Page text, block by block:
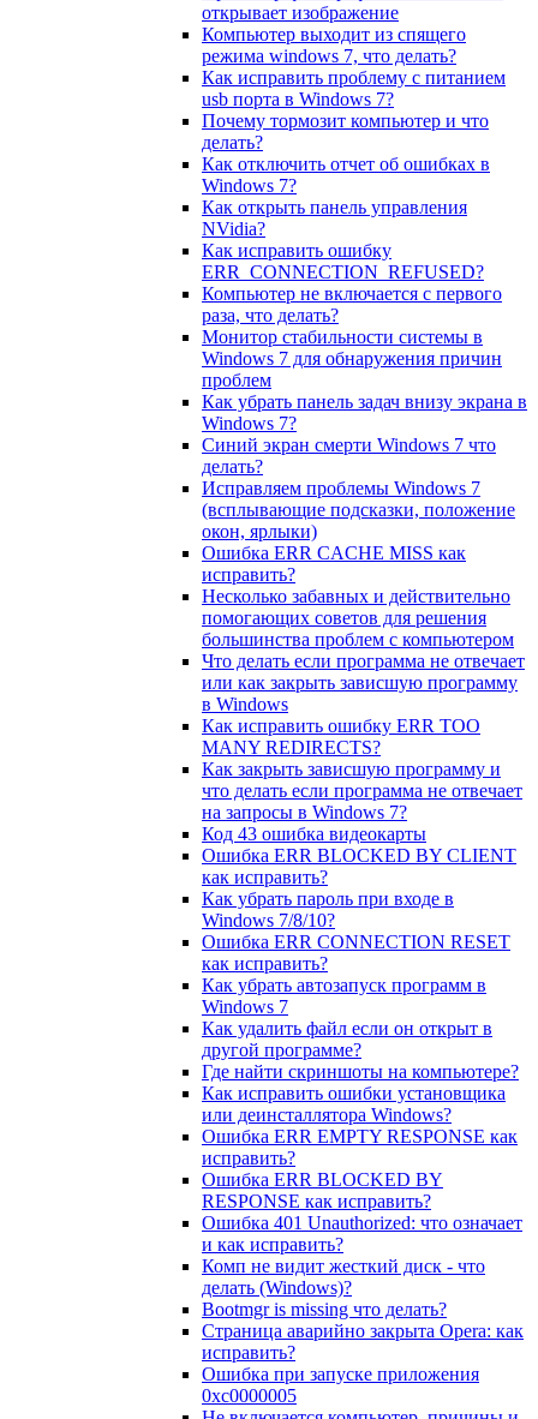
открывает изображение
Компьютер выходит из спящего
режима windows 7, что делать?
Как исправить проблему с питанием
usb порта в Windows 7?
Почему тормозит компьютер и что
делать?
Как отключить отчет об ошибках в
Windows 7?
Как открыть панель управления
NVidia?
Как исправить ошибку
ERR_CONNECTION_REFUSED?
Компьютер не включается с первого
раза, что делать?
Монитор стабильности системы в
Windows 7 для обнаружения причин
проблем
Как убрать панель задач внизу экрана в
Windows 7?
Синий экран смерти Windows 7 что
делать?
Исправляем проблемы Windows 7
(всплывающие подсказки, положение
окон, ярлыки)
Ошибка ERR CACHE MISS как
исправить?
Несколько забавных и действительно
помогающих советов для решения
большинства проблем c компьютером
Что делать если программа не отвечает
или как закрыть зависшую программу
в Windows
Как исправить ошибку ERR TOO
MANY REDIRECTS?
Как закрыть зависшую программу и
что делать если программа не отвечает
на запросы в Windows 7?
Код 43 ошибка видеокарты
Ошибка ERR BLOCKED BY CLIENT
как исправить?
Как убрать пароль при входе в
Windows 7/8/10?
Ошибка ERR CONNECTION RESET
как исправить?
Как убрать автозапуск программ в
Windows 7
Как удалить файл если он открыт в
другой программе?
Где найти скриншоты на компьютере?
Как исправить ошибки установщика
или деинсталлятора Windows?
Ошибка ERR EMPTY RESPONSE как
исправить?
Ошибка ERR BLOCKED BY
RESPONSE как исправить?
Ошибка 401 Unauthorized: что означает
и как исправить?
Комп не видит жесткий диск - что
делать (Windows)?
Bootmgr is missing что делать?
Страница аварийно закрыта Opera: как
исправить?
Ошибка при запуске приложения
0xc0000005